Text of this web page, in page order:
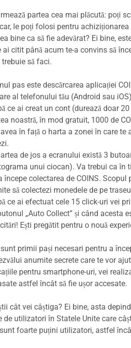
partea cea mai plăcută: poți
le poți folosi pentru
bine ca să fie adevărat? Ei bine,
ai citit până acum te-a convins să
trebuie să faci.
pas este descărcarea aplicației
al telefonului tău (Android sau
ce ai creat un cont (durează doar
noastră, în mod gratuit, 1000 de
în față o harta a zonei în care te
de jos a ecranului există 3
unui ciocan). Va trebui ca în
începe colectarea de COINS.
să colectezi monedele de pe
ce ai efectuat cele 15 click-uri vei
„Auto Collect” și când acesta
Ești pregătit pentru o nouă
primii pași necesari pentru a
anumite secrete care te vor
pentru smartphone-uri, vei
astfel încât să fie ușor accesate.
cât vei câștiga? Ei bine, asta
de utilizatori în Statele Unite care
foarte puțini utilizatori, astfel